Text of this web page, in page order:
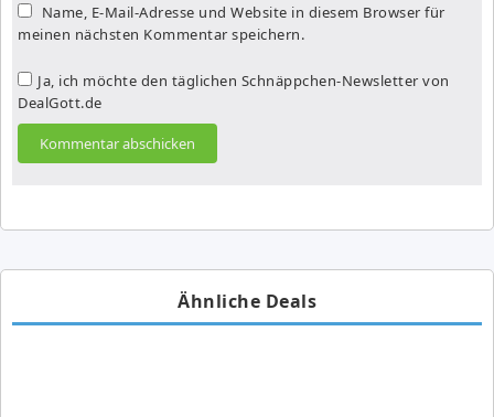
Name, E-Mail-Adresse und Website in diesem Browser für
meinen nächsten Kommentar speichern.
Ja, ich möchte den täglichen Schnäppchen-Newsletter von
DealGott.de
Ähnliche Deals